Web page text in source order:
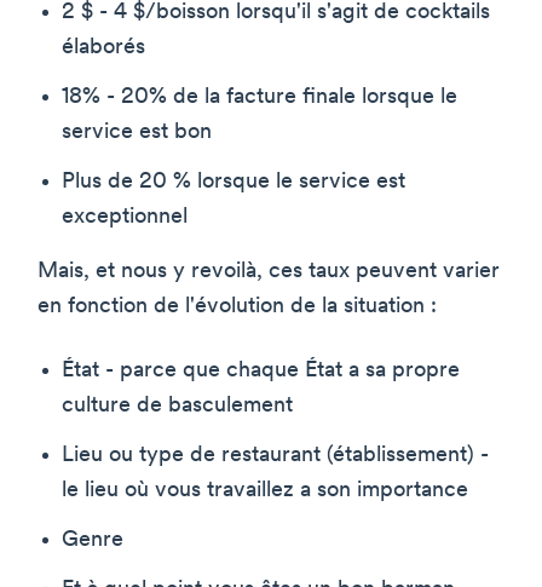
2 $ - 4 $/boisson lorsqu'il s'agit de cocktails
élaborés
18% - 20% de la facture finale lorsque le
service est bon
Plus de 20 % lorsque le service est
exceptionnel
Mais, et nous y revoilà, ces taux peuvent varier
en fonction de l'évolution de la situation :
État - parce que chaque État a sa propre
culture de basculement
Lieu ou type de restaurant (établissement) -
le lieu où vous travaillez a son importance
Genre